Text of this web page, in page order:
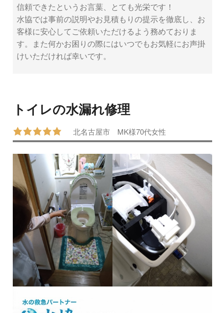
信頼できたというお言葉、とても光栄です！
水協では事前の説明やお見積もりの提示を徹底し、お
客様に安心してご依頼いただけるよう務めておりま
す。また何かお困りの際にはいつでもお気軽にお声掛
けいただければ幸いです。
トイレの水漏れ修理
北名古屋市 MK様70代女性